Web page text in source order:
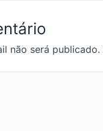
não será publicado.